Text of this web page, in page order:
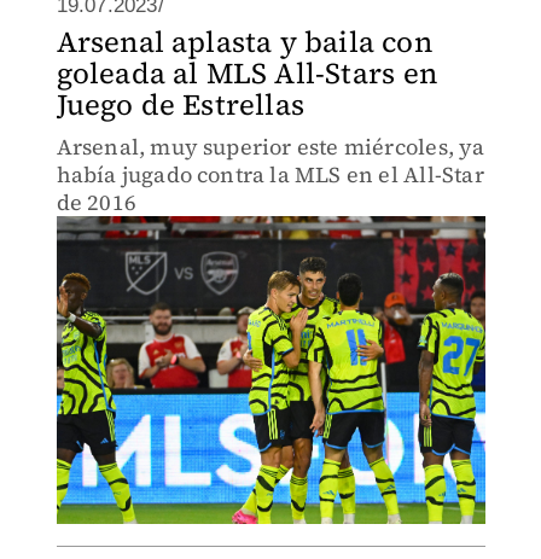
19.07.2023/
Arsenal aplasta y baila con
goleada al MLS All-Stars en
Juego de Estrellas
Arsenal, muy superior este miércoles, ya
había jugado contra la MLS en el All-Star
de 2016